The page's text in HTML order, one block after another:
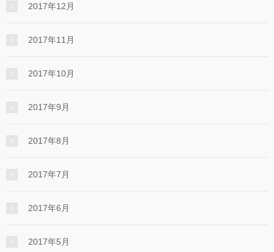
2017年12月
2017年11月
2017年10月
2017年9月
2017年8月
2017年7月
2017年6月
2017年5月